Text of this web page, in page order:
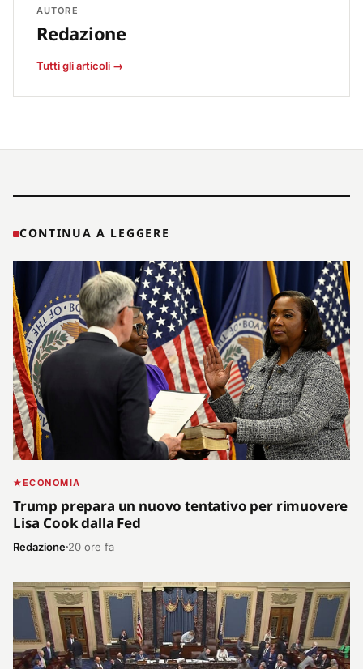
AUTORE
Redazione
Tutti gli articoli →
CONTINUA A LEGGERE
ECONOMIA
Trump prepara un nuovo tentativo per rimuovere
Lisa Cook dalla Fed
Redazione 20 ore fa